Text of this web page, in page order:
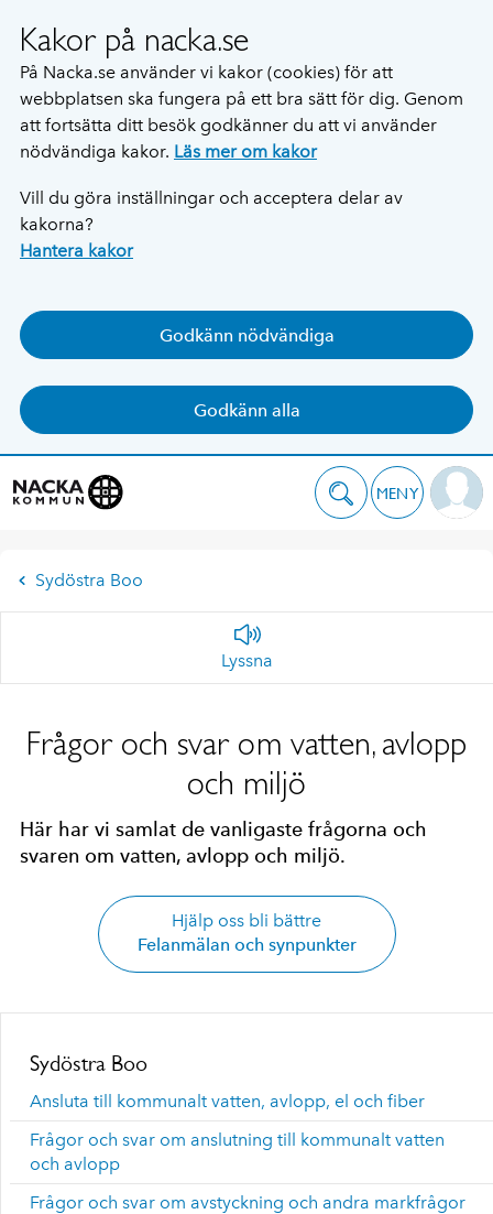
Kakor på nacka.se
På Nacka.se använder vi kakor (cookies) för att
webbplatsen ska fungera på ett bra sätt för dig. Genom
att fortsätta ditt besök godkänner du att vi använder
nödvändiga kakor. Läs mer om kakor
Vill du göra inställningar och acceptera delar av
kakorna?
Hantera kakor
Godkänn nödvändiga
Godkänn alla
MENY
Sydöstra Boo
Lyssna
Frågor och svar om vatten, avlopp
och miljö
Här har vi samlat de vanligaste frågorna och
svaren om vatten, avlopp och miljö.
Hjälp oss bli bättre
Felanmälan och synpunkter
Sydöstra Boo
Ansluta till kommunalt vatten, avlopp, el och fiber
Frågor och svar om anslutning till kommunalt vatten
och avlopp
Frågor och svar om avstyckning och andra markfrågor